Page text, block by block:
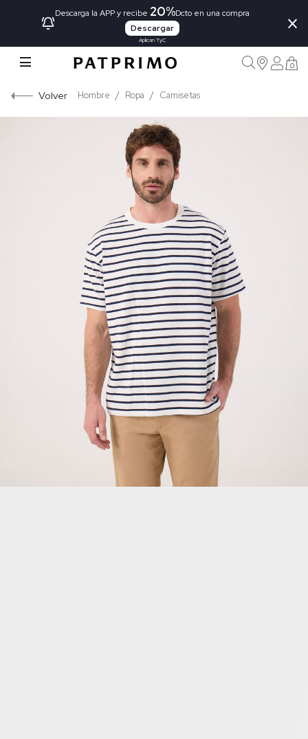
Descarga la APP y recibe 20%Dcto en una compra
Descargar
Aplican TyC
×
0
Volver Hombre Ropa Camisetas